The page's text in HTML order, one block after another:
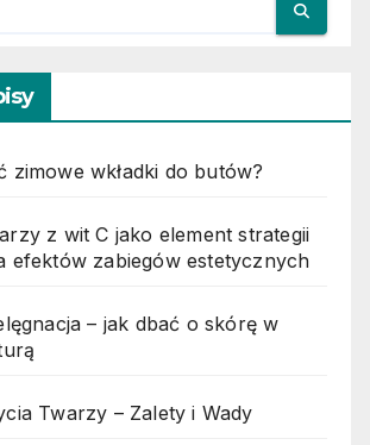
zimowe wkładki do butów?
z wit C jako element strategii
efektów zabiegów estetycznych
– jak dbać o skórę w
Twarzy – Zalety i Wady